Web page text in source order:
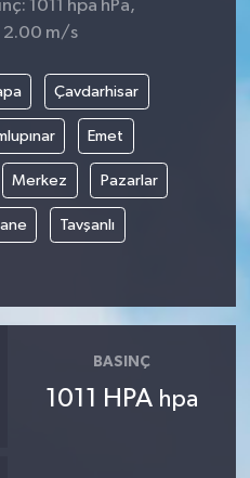
1011 hpa hPa,
2.00 m/s
Çavdarhisar
Emet
Merkez Pazarlar
Tavşanlı
BASINÇ
1011 HPA hpa